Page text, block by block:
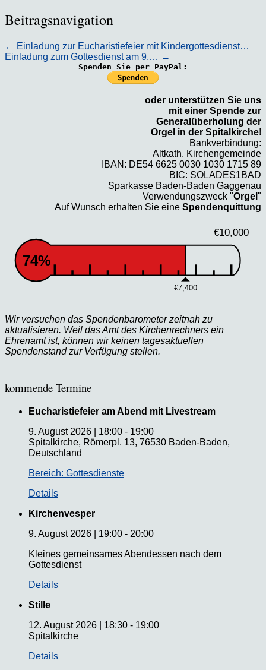
Beitragsnavigation
← Einladung zur Eucharistiefeier mit Kindergottesdienst…
Einladung zum Gottesdienst am 9.… →
Spenden Sie per PayPal:
oder unterstützen Sie uns
mit einer Spende zur
Generalüberholung der
Orgel in der Spitalkirche!
Bankverbindung:
Altkath. Kirchengemeinde
IBAN: DE54 6625 0030 1030 1715 89
BIC: SOLADES1BAD
Sparkasse Baden-Baden Gaggenau
Verwendungszweck "Orgel "
Auf Wunsch erhalten Sie eine Spendenquittung
€10,000
€7,400
74%
Wir versuchen das Spendenbarometer zeitnah zu
aktualisieren. Weil das Amt des Kirchenrechners ein
Ehrenamt ist, können wir keinen tagesaktuellen
Spendenstand zur Verfügung stellen.
kommende Termine
Eucharistiefeier am Abend mit Livestream
9. August 2026
18:00 - 19:00
Spitalkirche, Römerpl. 13, 76530 Baden-Baden,
Deutschland
Bereich: Gottesdienste
Details
Kirchenvesper
9. August 2026
19:00 - 20:00
Kleines gemeinsames Abendessen nach dem
Gottesdienst
Details
Stille
12. August 2026
18:30 - 19:00
Spitalkirche
Details